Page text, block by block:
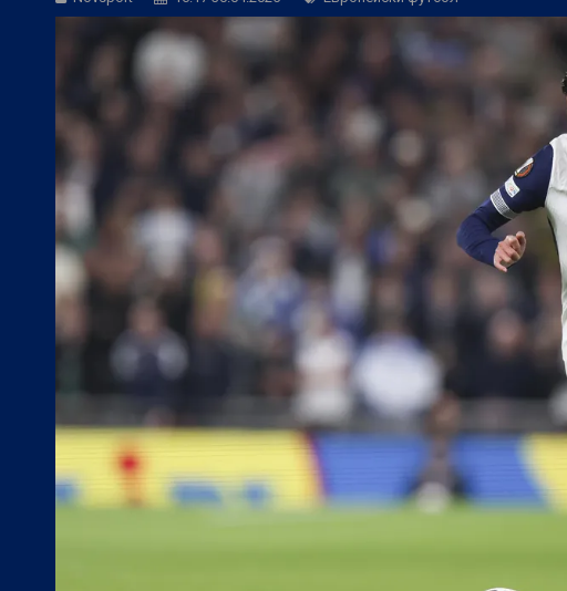
БГ Футбол:ЦСКА иска още 3 летни попълнения
Контузиите променят трансферните